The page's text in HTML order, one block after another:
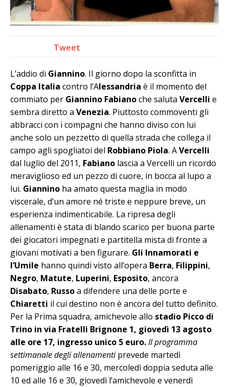
Tweet
L’addio di Giannino. Il giorno dopo la sconfitta in
Coppa Italia contro l’Alessandria è il momento del
commiato per Giannino Fabianoche saluta Vercelli e
sembra diretto a Venezia. Piuttosto commoventi gli
abbracci con i compagni che hanno diviso con lui
anche solo un pezzetto di quella strada che collega il
campo agli spogliatoi del Robbiano Piola. AVercelli
dal luglio del 2011, Fabiano lascia a Vercelli un ricordo
meraviglioso ed un pezzo di cuore, in bocca al lupo a
lui. Giannino ha amato questa maglia in modo
viscerale, d’un amore né triste e neppure breve, un
esperienza indimenticabile. La ripresa degli
allenamenti è stata di blando scarico per buona parte
dei giocatori impegnati e partitella mista di fronte a
giovani motivati a ben figurare. Gli Innamorati e
l’Umile hanno quindi visto all’opera Berra, Filippini,
Negro, Matute, Luperini, Esposito, ancora
Disabato, Russoa difendere una delle porte e
Chiaretti il cui destino non è ancora del tutto definito.
Per la Prima squadra, amichevole allo stadio Picco di
Trino in via Fratelli Brignone 1, giovedì 13 agosto
alle ore 17, ingresso unico 5 euro.Il programma
settimanale degli allenamentiprevede martedì
pomeriggio alle 16 e 30, mercoledì doppia seduta alle
10 ed alle 16 e 30, giovedì l’amichevole e venerdì